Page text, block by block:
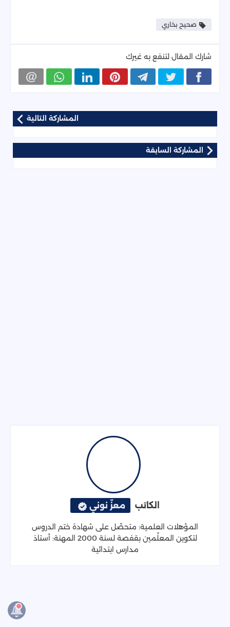
صحيح بخاري
شارك المقال لتنفع به غيرك
المشاركة التالية
المشاركة السابقة
الكاتب معزّ نوني
المؤهلات العلمية: متحصّل على شهادة ختم الدروس
لتكوين المعلّمين بقفصة لسنة 2000 المهنة: أستاذ
مدارس ابتدائية